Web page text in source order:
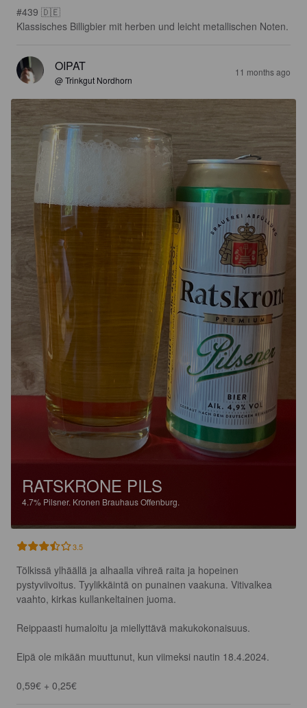
#439 🇩🇪
Klassisches Billigbier mit herben und leicht metallischen Noten.
OIPAT
@ Trinkgut Nordhorn
11 months ago
RATSKRONE PILS
4.7% Pilsner. Kronen Brauhaus Offenburg.
3.5
Tölkissä ylhäällä ja alhaalla vihreä raita ja hopeinen
pystyviivoitus. Tyylikkäintä on punainen vaakuna. Vitivalkea
vaahto, kirkas kullankeltainen juoma.
Reippaasti humaloitu ja miellyttävä makukokonaisuus.
Eipä ole mikään muuttunut, kun viimeksi nautin 18.4.2024.
0,59€ + 0,25€